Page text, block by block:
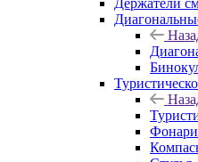
Держатели
Фонари